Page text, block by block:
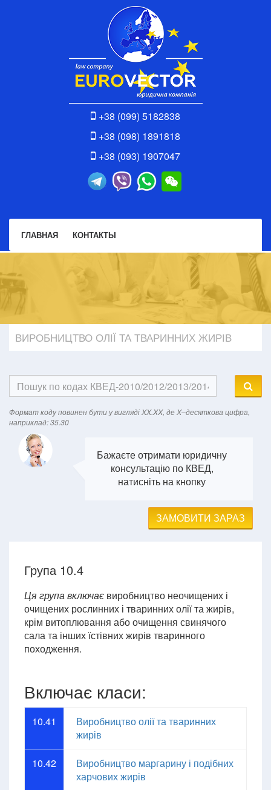
+38 (099) 5182838
+38 (098) 1891818
+38 (093) 1907047
ГЛАВНАЯ КОНТАКТЫ
ВИРОБНИЦТВО ОЛІЇ ТА ТВАРИННИХ ЖИРІВ
Формат кодy повинен бути у вигляді XX.XX, де X–десяткова цифра,
наприклад: 35.30
Бажаєте отримати юридичну
консультацію по КВЕД,
натисніть на кнопку
ЗАМОВИТИ ЗАРАЗ
Група 10.4
Ця група включає виробництво неочищених і
очищених рослинних і тваринних олії та жирів,
крім витоплювання або очищення свинячого
сала та інших їстівних жирів тваринного
походження.
Включає класи:
10.41
Виробництво олії та тваринних
жирів
10.42
Виробництво маргарину і подібних
харчових жирів